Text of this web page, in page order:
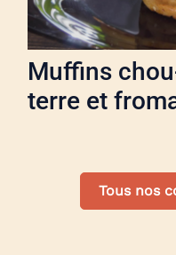
Muffins
terre et
Tous nos